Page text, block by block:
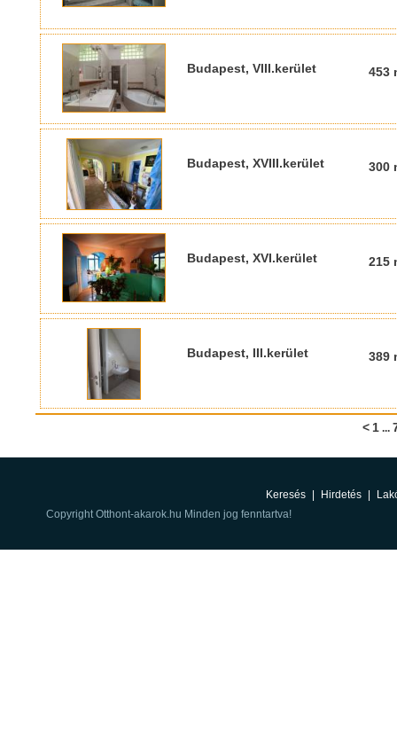
Budapest, VIII.kerület 453
Budapest, XVIII.kerület 300
Budapest, XVI.kerület 215
Budapest, III.kerület 389
< 1 ...
Keresés Hirdetés
Copyright Otthont-akarok.hu Minden jog fenntartva!